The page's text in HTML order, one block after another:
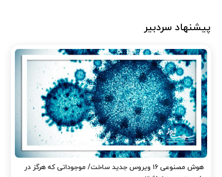
پیشنهاد سردبیر
هوش مصنوعی ۱۶ ویروس جدید ساخت/ موجوداتی که هرگز در